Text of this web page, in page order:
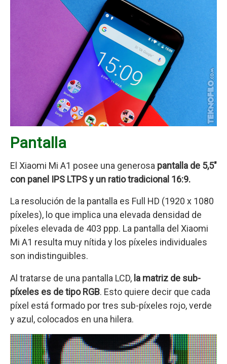
Pantalla
El Xiaomi Mi A1 posee una generosa pantalla de 5,5″
con panel IPS LTPS y un ratio tradicional 16:9.
La resolución de la pantalla es Full HD (1920 x 1080
píxeles), lo que implica una elevada densidad de
píxeles elevada de 403 ppp. La pantalla del Xiaomi
Mi A1 resulta muy nítida y los píxeles individuales
son indistinguibles.
Al tratarse de una pantalla LCD, la matriz de sub-
píxeles es de tipo RGB. Esto quiere decir que cada
píxel está formado por tres sub-píxeles rojo, verde
y azul, colocados en una hilera.